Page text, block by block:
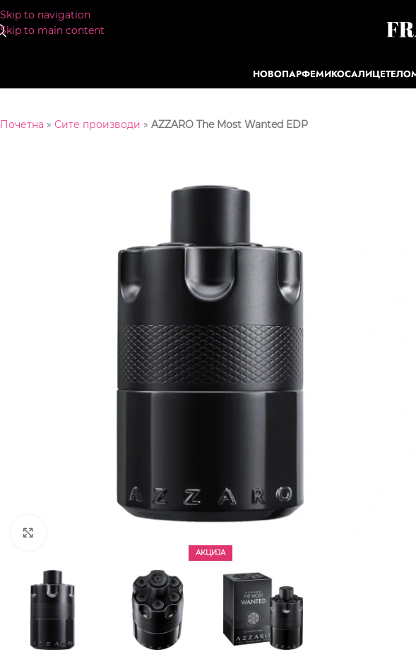
Skip to navigation
Skip to main content
НОВОПАРФЕМИКОСАЛИЦЕТЕЛО
Почетна » Сите производи » AZZARO The Most Wanted EDP
АКЦИЈА